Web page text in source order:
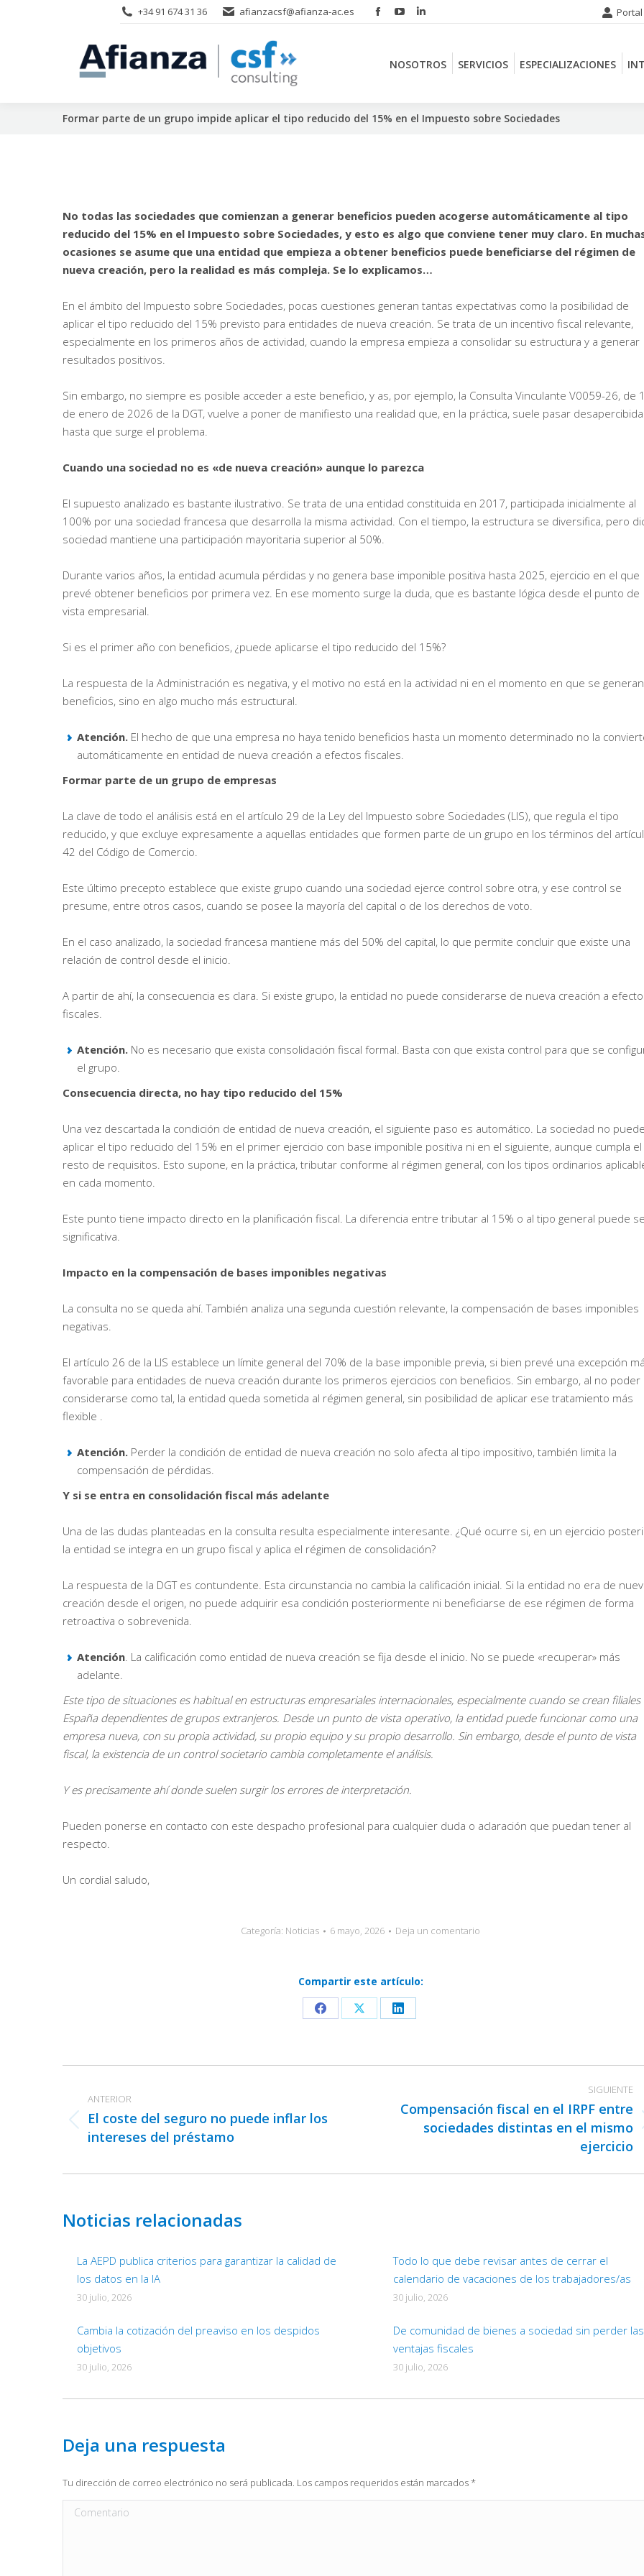
+34 91 674 31 36 afianzacsf@afianza-ac.es
Facebook
opens
window
YouTube
opens
window
Linkedin
opens
window
NOSOTROS SERVICIOS ESPECIALIZACIONES
Formar parte de un grupo impide aplicar el tipo reducido del 15% en el Impuesto sobre Sociedades
No todas las sociedades que comienzan a generar beneficios pueden acogerse automáticamente al tipo
reducido del 15% en el Impuesto sobre Sociedades, y esto es algo que conviene tener muy claro. En
ocasiones se asume que una entidad que empieza a obtener beneficios puede beneficiarse del régimen de
nueva creación, pero la realidad es más compleja. Se lo explicamos…
En el ámbito del Impuesto sobre Sociedades, pocas cuestiones generan tantas expectativas como la posibilidad de
aplicar el tipo reducido del 15% previsto para entidades de nueva creación. Se trata de un incentivo fiscal relevante,
especialmente en los primeros años de actividad, cuando la empresa empieza a consolidar su estructura y a generar
resultados positivos.
Sin embargo, no siempre es posible acceder a este beneficio, y as, por ejemplo, la Consulta Vinculante V0059-26, de
de enero de 2026 de la DGT, vuelve a poner de manifiesto una realidad que, en la práctica, suele pasar desapercibida
hasta que surge el problema.
Cuando una sociedad no es «de nueva creación» aunque lo parezca
El supuesto analizado es bastante ilustrativo. Se trata de una entidad constituida en 2017, participada inicialmente al
100% por una sociedad francesa que desarrolla la misma actividad. Con el tiempo, la estructura se diversifica, pero
sociedad mantiene una participación mayoritaria superior al 50%.
Durante varios años, la entidad acumula pérdidas y no genera base imponible positiva hasta 2025, ejercicio en el que
prevé obtener beneficios por primera vez. En ese momento surge la duda, que es bastante lógica desde el punto de
vista empresarial.
Si es el primer año con beneficios, ¿puede aplicarse el tipo reducido del 15%?
La respuesta de la Administración es negativa, y el motivo no está en la actividad ni en el momento en que se generan
beneficios, sino en algo mucho más estructural.
Atención. El hecho de que una empresa no haya tenido beneficios hasta un momento determinado no la
automáticamente en entidad de nueva creación a efectos fiscales.
Formar parte de un grupo de empresas
La clave de todo el análisis está en el artículo 29 de la Ley del Impuesto sobre Sociedades (LIS), que regula el tipo
reducido, y que excluye expresamente a aquellas entidades que formen parte de un grupo en los términos del
42 del Código de Comercio.
Este último precepto establece que existe grupo cuando una sociedad ejerce control sobre otra, y ese control se
presume, entre otros casos, cuando se posee la mayoría del capital o de los derechos de voto.
En el caso analizado, la sociedad francesa mantiene más del 50% del capital, lo que permite concluir que existe una
relación de control desde el inicio.
A partir de ahí, la consecuencia es clara. Si existe grupo, la entidad no puede considerarse de nueva creación a
fiscales.
Atención. No es necesario que exista consolidación fiscal formal. Basta con que exista control para que se
el grupo.
Consecuencia directa, no hay tipo reducido del 15%
Una vez descartada la condición de entidad de nueva creación, el siguiente paso es automático. La sociedad no
aplicar el tipo reducido del 15% en el primer ejercicio con base imponible positiva ni en el siguiente, aunque cumpla el
resto de requisitos. Esto supone, en la práctica, tributar conforme al régimen general, con los tipos ordinarios
en cada momento.
Este punto tiene impacto directo en la planificación fiscal. La diferencia entre tributar al 15% o al tipo general puede
significativa.
Impacto en la compensación de bases imponibles negativas
La consulta no se queda ahí. También analiza una segunda cuestión relevante, la compensación de bases imponibles
negativas.
El artículo 26 de la LIS establece un límite general del 70% de la base imponible previa, si bien prevé una excepción
favorable para entidades de nueva creación durante los primeros ejercicios con beneficios. Sin embargo, al no poder
considerarse como tal, la entidad queda sometida al régimen general, sin posibilidad de aplicar ese tratamiento más
flexible .
Atención. Perder la condición de entidad de nueva creación no solo afecta al tipo impositivo, también limita la
compensación de pérdidas.
Y si se entra en consolidación fiscal más adelante
Una de las dudas planteadas en la consulta resulta especialmente interesante. ¿Qué ocurre si, en un ejercicio
la entidad se integra en un grupo fiscal y aplica el régimen de consolidación?
La respuesta de la DGT es contundente. Esta circunstancia no cambia la calificación inicial. Si la entidad no era de
creación desde el origen, no puede adquirir esa condición posteriormente ni beneficiarse de ese régimen de forma
retroactiva o sobrevenida.
Atención. La calificación como entidad de nueva creación se fija desde el inicio. No se puede «recuperar» más
adelante.
Este tipo de situaciones es habitual en estructuras empresariales internacionales, especialmente cuando se crean filiales
España dependientes de grupos extranjeros. Desde un punto de vista operativo, la entidad puede funcionar como una
empresa nueva, con su propia actividad, su propio equipo y su propio desarrollo. Sin embargo, desde el punto de vista
fiscal, la existencia de un control societario cambia completamente el análisis.
Y es precisamente ahí donde suelen surgir los errores de interpretación.
Pueden ponerse en contacto con este despacho profesional para cualquier duda o aclaración que puedan tener al
respecto.
Un cordial saludo,
Categoría: Noticias 6 mayo, 2026 Deja un comentario
Compartir este artículo:
Share
Facebook
Share
X
Share
LinkedIn
entre
publicaciones
ANTERIOR
Publicación
anterior:
El coste del seguro no puede inflar los
intereses del préstamo
SIGUIENTE
Publicación
Compensación fiscal en el IRPF entre
sociedades distintas en el mismo
ejercicio
Noticias relacionadas
La AEPD publica criterios para garantizar la calidad de
los datos en la IA
30 julio, 2026
Todo lo que debe revisar antes de cerrar el
calendario de vacaciones de los trabajadores/as
30 julio, 2026
Cambia la cotización del preaviso en los despidos
objetivos
30 julio, 2026
De comunidad de bienes a sociedad sin perder las
ventajas fiscales
30 julio, 2026
Deja una respuesta
Tu dirección de correo electrónico no será publicada. Los campos requeridos están marcados*
Comentario